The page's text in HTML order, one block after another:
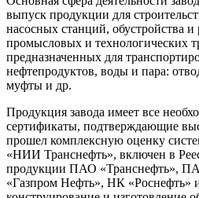
выпуск продукции для
насосных станций, обустройства
промысловых и технологических
предназначенных для
нефтепродуктов, воды и пара:
муфты и др.
Продукция завода имеет все
сертификаты, подтверждающие
прошел комплексную оценку
«НИИ Транснефть», включен в
продукции ПАО «Транснефть»,
«Газпром Нефть», НК «Роснефть»